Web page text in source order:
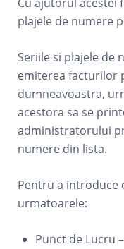
plajele de numere
Seriile si plajele de
emiterea facturilor
dumneavoastra,
acestora sa se
administratorului
numere din lista.
Pentru a introduce
urmatoarele:
Punct de Lucru